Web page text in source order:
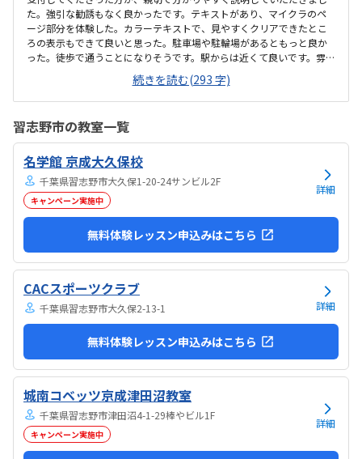
た。強引な勧誘もなく良かったです。テキストがあり、マイクラのペ
ージ部分を体験した。カラーテキストで、見やすくクリアできたとこ
ろの表示もできて良いと思った。駐車場や駐輪場があるともっと良か
った。徒歩で通うことになりそうです。駅からは近くて良いです。雰囲
気も良く、清潔感もあった。部屋が区切られていて、個人スペースも
確保されていて良かった。基本料金以外に、追加料金があまり無さそ
うで良かった。できれば、毎月1万以内で通いたいです。子供に熱心に
気持ちになれて良かった。
続きを読む(293 字)
習志野市の教室一覧
名学館 京成大久保校
千葉県習志野市大久保1-20-24サンビル2F
キャンペーン実施中
詳細
無料体験レッスン申込みはこちら
CACスポーツクラブ
千葉県習志野市大久保2-13-1 詳細
無料体験レッスン申込みはこちら
城南コベッツ京成津田沼教室
千葉県習志野市津田沼4-1-29棒やビル1F
キャンペーン実施中
詳細